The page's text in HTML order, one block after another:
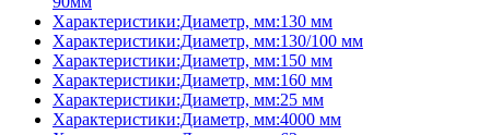
Характеристики:Диаметр, мм:130 мм
Характеристики:Диаметр, мм:130/100 мм
Характеристики:Диаметр, мм:150 мм
Характеристики:Диаметр, мм:160 мм
Характеристики:Диаметр, мм:25 мм
Характеристики:Диаметр, мм:4000 мм